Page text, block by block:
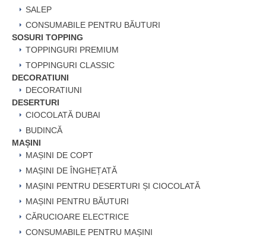
SALEP
CONSUMABILE PENTRU BĂUTURI
SOSURI TOPPING
TOPPINGURI PREMIUM
TOPPINGURI CLASSIC
DECORATIUNI
DECORATIUNI
DESERTURI
CIOCOLATĂ DUBAI
BUDINCĂ
MAȘINI
MAȘINI DE COPT
MAȘINI DE ÎNGHEȚATĂ
MAȘINI PENTRU DESERTURI ȘI CIOCOLATĂ
MAȘINI PENTRU BĂUTURI
CĂRUCIOARE ELECTRICE
CONSUMABILE PENTRU MAȘINI